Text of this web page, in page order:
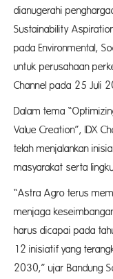
dianugerahi
Sustainability
pada Environmental,
untuk perusahaan
Channel pada 25 Juli
Dalam tema
Value Creation”, IDX
telah menjalankan
masyarakat serta
“Astra Agro terus
menjaga
harus dicapai pada
12 inisiatif yang
2030,” ujar Bandung